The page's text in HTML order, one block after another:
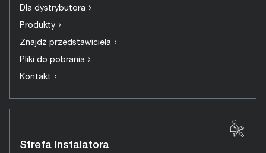
Dla dystrybutora ›
Produkty ›
Znajdź przedstawiciela ›
Pliki do pobrania ›
Kontakt ›
Strefa Instalatora